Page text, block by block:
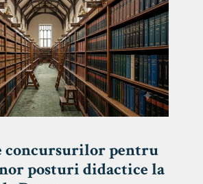
concursurilor pentru
posturi didactice la